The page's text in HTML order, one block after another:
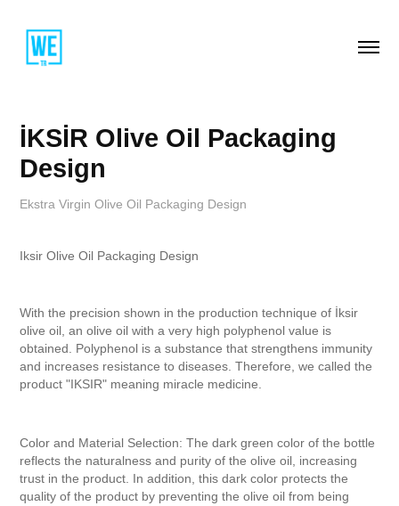
İKSİR Olive Oil Packaging
Design
Ekstra Virgin Olive Oil Packaging Design
Iksir Olive Oil Packaging Design
With the precision shown in the production technique of İksir
olive oil, an olive oil with a very high polyphenol value is
obtained. Polyphenol is a substance that strengthens immunity
and increases resistance to diseases. Therefore, we called the
product "IKSIR" meaning miracle medicine.
Color and Material Selection:The dark green color of the bottle
reflects the naturalness and purity of the olive oil, increasing
trust in the product. In addition, this dark color protects the
quality of the product by preventing the olive oil from being